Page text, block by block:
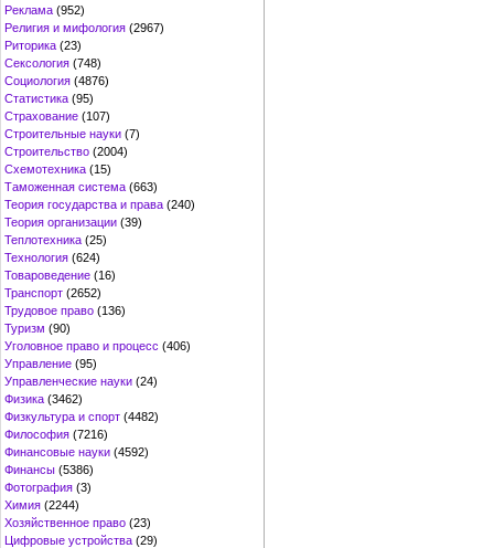
Реклама (952)
Религия и мифология (2967)
Риторика (23)
Сексология (748)
Социология (4876)
Статистика (95)
Страхование (107)
Строительные науки (7)
Строительство (2004)
Схемотехника (15)
Таможенная система (663)
Теория государства и права (240)
Теория организации (39)
Теплотехника (25)
Технология (624)
Товароведение (16)
Транспорт (2652)
Трудовое право (136)
Туризм (90)
Уголовное право и процесс (406)
Управление (95)
Управленческие науки (24)
Физика (3462)
Физкультура и спорт (4482)
Философия (7216)
Финансовые науки (4592)
Финансы (5386)
Фотография (3)
Химия (2244)
Хозяйственное право (23)
Цифровые устройства (29)